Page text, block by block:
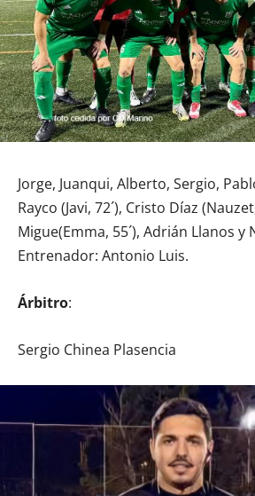
Jorge, Juanqui, Alberto, Sergio,
Rayco (Javi, 72´), Cristo Díaz
Migue(Emma, 55´), Adrián Llanos y
Entrenador: Antonio Luis.
Árbitro:
Sergio Chinea Plasencia